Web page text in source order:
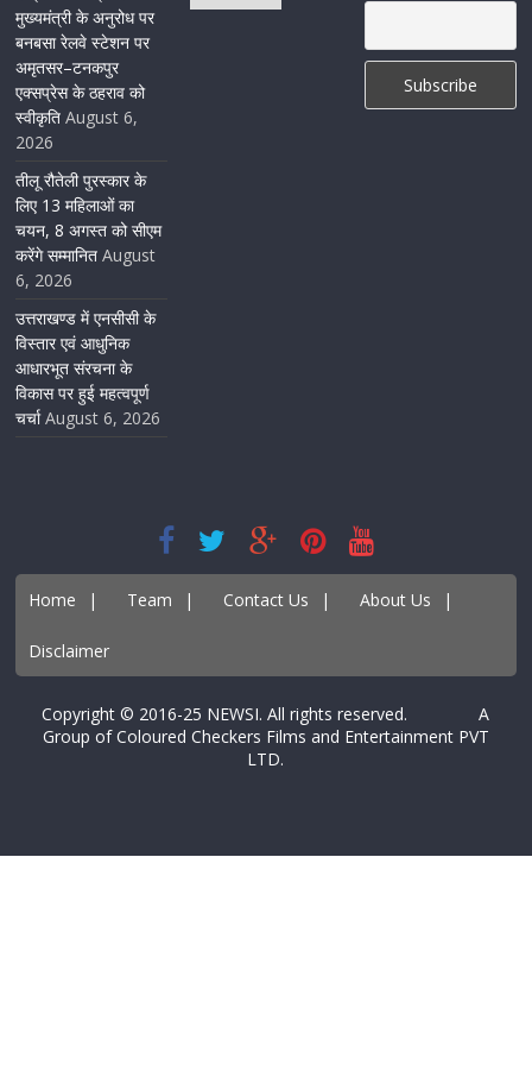
मुख्यमंत्री के अनुरोध पर
बनबसा रेलवे स्टेशन पर
अमृतसर–टनकपुर
एक्सप्रेस के ठहराव को
स्वीकृति August 6,
2026
तीलू रौतेली पुरस्कार के
लिए 13 महिलाओं का
चयन, 8 अगस्त को सीएम
करेंगे सम्मानित August
6, 2026
उत्तराखण्ड में एनसीसी के
विस्तार एवं आधुनिक
आधारभूत संरचना के
विकास पर हुई महत्वपूर्ण
चर्चा August 6, 2026
Home | Team | Contact Us | About Us |
Disclaimer
Copyright © 2016-25 NEWSI. All rights reserved. A
Group of Coloured Checkers Films and Entertainment PVT
LTD.